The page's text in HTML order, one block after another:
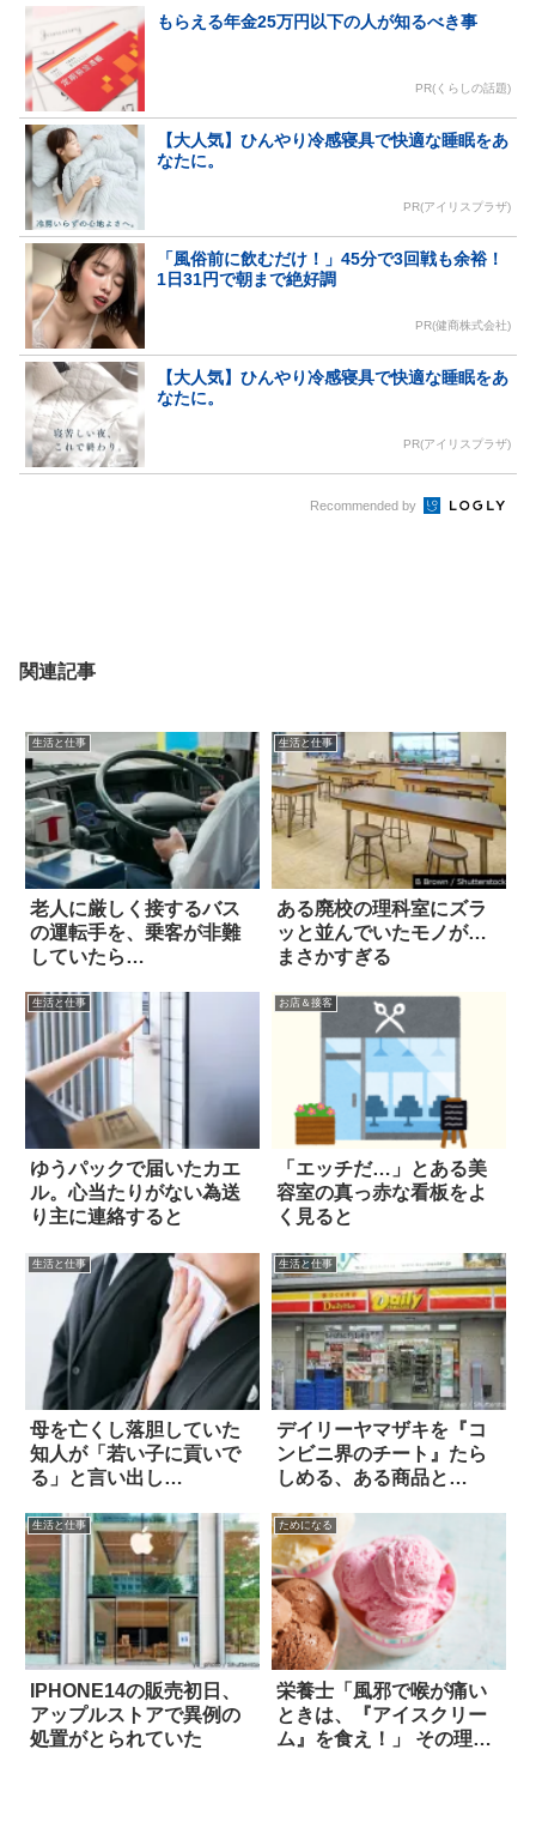
もらえる年金25万円以下の人が知るべき事
PR(くらしの話題)
【大人気】ひんやり冷感寝具で快適な睡眠をあ
なたに。
PR(アイリスプラザ)
「風俗前に飲むだけ！」45分で3回戦も余裕！
1日31円で朝まで絶好調
PR(健商株式会社)
【大人気】ひんやり冷感寝具で快適な睡眠をあ
なたに。
PR(アイリスプラザ)
Recommended by
関連記事
生活と仕事
老人に厳しく接するバス
の運転手を、乗客が非難
していたら…
生活と仕事
ある廃校の理科室にズラ
ッと並んでいたモノが…
まさかすぎる
生活と仕事
ゆうパックで届いたカエ
ル。心当たりがない為送
り主に連絡すると
お店＆接客
「エッチだ…」とある美
容室の真っ赤な看板をよ
く見ると
生活と仕事
母を亡くし落胆していた
知人が「若い子に貢いで
る」と言い出し…
生活と仕事
デイリーヤマザキを『コ
ンビニ界のチート』たら
しめる、ある商品と
生活と仕事
IPHONE14の販売初日、
アップルストアで異例の
処置がとられていた
ためになる
栄養士「風邪で喉が痛い
ときは、『アイスクリー
ム』を食え！」 その理由